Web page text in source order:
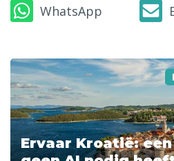
WhatsApp
Ervaar Kroatië: